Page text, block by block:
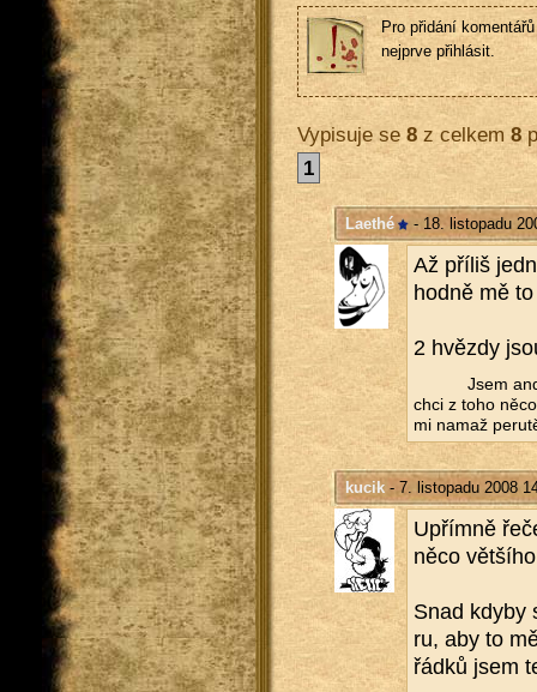
Pro přidání
nejprve přihlásit.
Vypisuje se 8z celkem 8
1
Laethé - 18. listopadu
Až pří­liš
hod­ně mě
2 hvězdy
Jsem
chci z toho
mi namaž
kucik- 7. listopadu 2008
Upřím­ně
něco
Snad kdyby
ru, aby to
řádků jsem